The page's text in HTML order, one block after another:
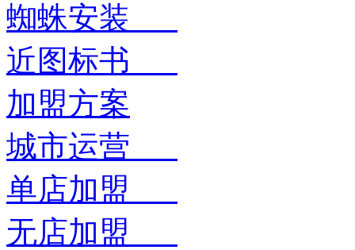
蜘蛛安装
近图标书
加盟方案
城市运营
单店加盟
无店加盟